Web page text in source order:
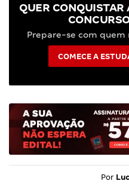
QUER CONQUISTAR
Prepare-se com quem
COMECE A
Por